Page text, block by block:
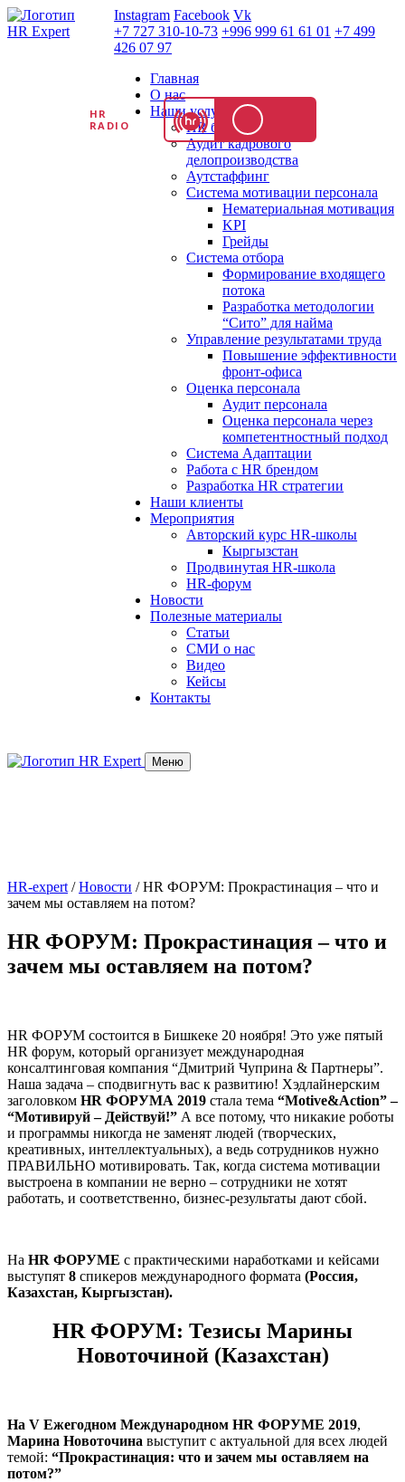
Instagram Facebook Vk
+7 727 310-10-73 +996 999 61 61 01 +7 499
426 07 97
Главная
О нас
Наши услуги
HR бизнес партнер
Аудит кадрового
делопроизводства
Аутстаффинг
Система мотивации персонала
Нематериальная мотивация
KPI
Грейды
Система отбора
Формирование входящего
потока
Разработка методологии
“Сито” для найма
Управление результатами труда
Повышение эффективности
фронт-офиса
Оценка персонала
Аудит персонала
Оценка персонала через
компетентностный подход
Система Адаптации
Работа с HR брендом
Разработка HR стратегии
Наши клиенты
Мероприятия
Авторский курс HR-школы
Кыргызстан
Продвинутая HR-школа
HR-форум
Новости
Полезные материалы
Статьи
СМИ о нас
Видео
Кейсы
Контакты
Меню
HR
RADIO
HR-expert /Новости /HR ФОРУМ: Прокрастинация – что и
зачем мы оставляем на потом?
HR ФОРУМ: Прокрастинация – что и
зачем мы оставляем на потом?
HR ФОРУМ состоится в Бишкеке 20 ноября! Это уже пятый
HR форум, который организует международная
консалтинговая компания “Дмитрий Чуприна & Партнеры”.
Наша задача – сподвигнуть вас к развитию! Хэдлайнерским
заголовком HR ФОРУМА 2019 стала тема “Motive&Action” –
“Мотивируй – Действуй!” А все потому, что никакие роботы
и программы никогда не заменят людей (творческих,
креативных, интеллектуальных), а ведь сотрудников нужно
ПРАВИЛЬНО мотивировать. Так, когда система мотивации
выстроена в компании не верно – сотрудники не хотят
работать, и соответственно, бизнес-результаты дают сбой.
На HR ФОРУМЕ с практическими наработками и кейсами
выступят 8 спикеров международного формата (Россия,
Казахстан, Кыргызстан).
HR ФОРУМ: Тезисы Марины
Новоточиной (Казахстан)
На V Ежегодном Международном HR ФОРУМЕ 2019,
Марина Новоточина выступит с актуальной для всех людей
темой: “Прокрастинация: что и зачем мы оставляем на
потом?”